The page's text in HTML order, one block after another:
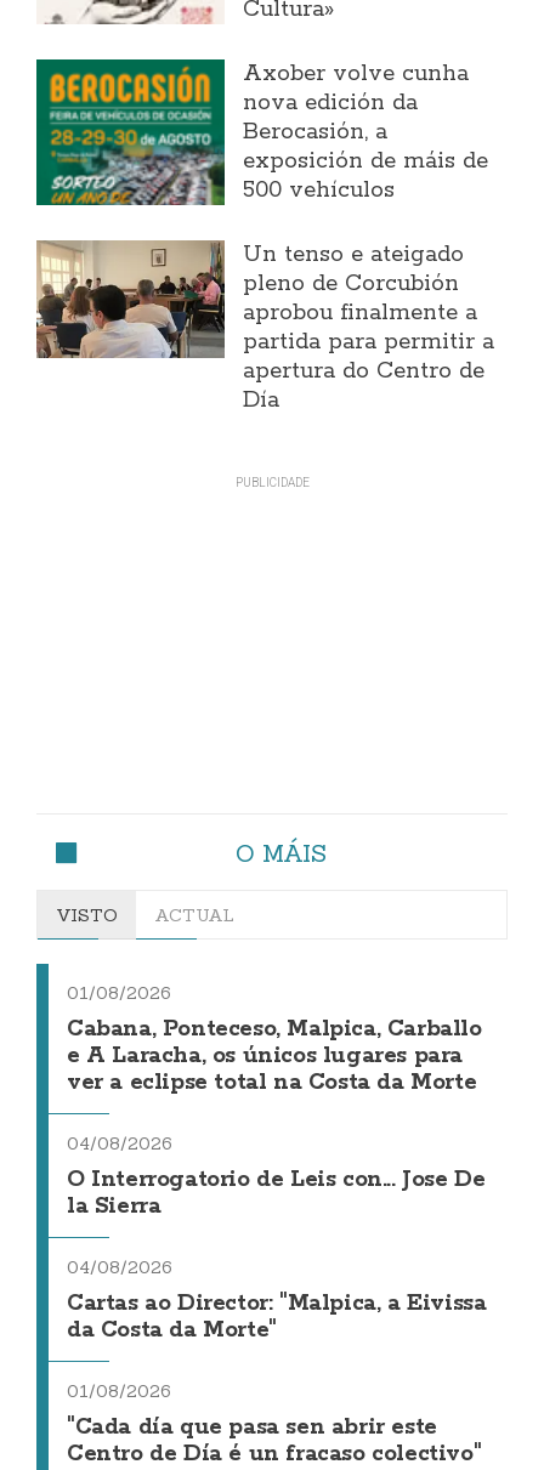
Cultura»
Axober volve cunha
nova edición da
Berocasión, a
exposición de máis de
500 vehículos
Un tenso e ateigado
pleno de Corcubión
aprobou finalmente a
partida para permitir a
apertura do Centro de
Día
O MÁIS
VISTO ACTUAL
01/08/2026
Cabana, Ponteceso, Malpica, Carballo
e A Laracha, os únicos lugares para
ver a eclipse total na Costa da Morte
04/08/2026
O Interrogatorio de Leis con... Jose De
la Sierra
04/08/2026
Cartas ao Director: "Malpica, a Eivissa
da Costa da Morte"
01/08/2026
"Cada día que pasa sen abrir este
Centro de Día é un fracaso colectivo"